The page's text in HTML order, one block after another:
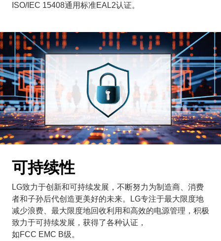
ISO/IEC 15408通用标准EAL2认证。
可持续性
LG致力于创新和可持续发展，不断努力为制造商、消费
者和子孙后代创造更美好的未来。LG专注于最大限度地
减少浪费、最大限度地回收利用和高效的电源管理，积极
致力于可持续发展，获得了各种认证，
如FCC EMC B级。